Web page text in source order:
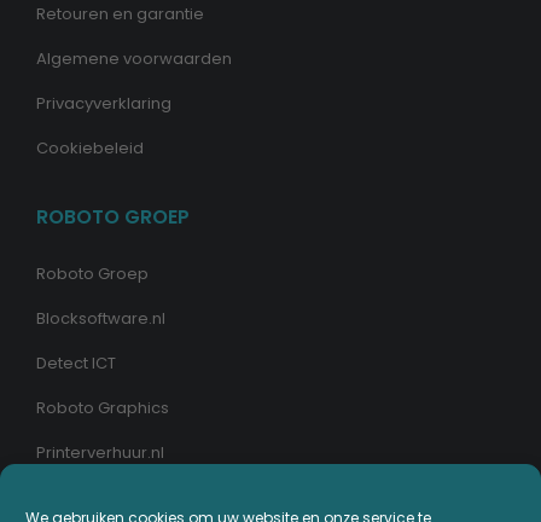
We gebruiken cookies om uw website en onze service te
Retouren en garantie
Algemene voorwaarden
Privacyverklaring
Cookiebeleid
ROBOTO GROEP
Roboto Groep
Blocksoftware.nl
Detect ICT
Roboto Graphics
Printerverhuur.nl